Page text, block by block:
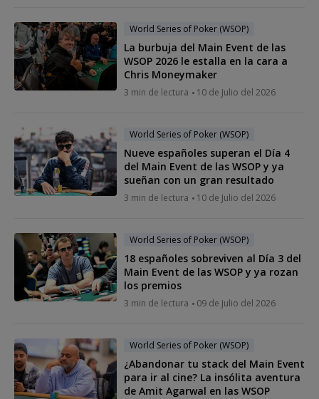
World Series of Poker (WSOP)
La burbuja del Main Event de las
WSOP 2026 le estalla en la cara a
Chris Moneymaker
3 min de lectura 10 de Julio del 2026
World Series of Poker (WSOP)
Nueve españoles superan el Día 4
del Main Event de las WSOP y ya
sueñan con un gran resultado
3 min de lectura 10 de Julio del 2026
World Series of Poker (WSOP)
18 españoles sobreviven al Día 3 del
Main Event de las WSOP y ya rozan
los premios
3 min de lectura 09 de Julio del 2026
World Series of Poker (WSOP)
¿Abandonar tu stack del Main Event
para ir al cine? La insólita aventura
de Amit Agarwal en las WSOP